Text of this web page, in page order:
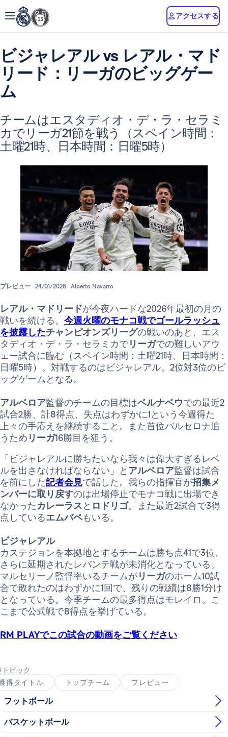
アクセスする
ビジャレアル vs レアル・マド
リード：リーガのビッグゲー
ム
チームはエスタディオ・デ・ラ・セラミ
カでリーガ21節を戦う（スペイン時間：
土曜21時、日本時間：日曜5時）
プレビュー 24/01/2026 Alberto Navarro
レアル・マドリードが今夜ハードな2026年最初の月の
戦いを続ける。 今週火曜のモナコ戦でゴールラッシュ
を披露したチャンピオンズリーグの戦いのあと、エス
タディオ・デ・ラ・セラミカでリーガでの難しいアウ
ェー試合に臨む（スペイン時間：土曜21時、日本時間：
日曜5時）。対戦するのはビジャレアル。2位対3位のビ
ッグゲームとなる。
アルベロア監督のチームの目標はベルナベウでの最近2
試合2勝、計8得点、失点はわずかに1という今週得た
上々の手応えを継続すること。また首位バルセロナ追
うため リーガ16勝目を狙う。
「ビジャレアルに勝ちたいなら我々は偉大すぎるレベ
ルを出さなければならない」と アルベロア監督は試合
を前にした記者会見で話した。我らの指揮官が招集メ
ンバーに取り戻すのは出場停止でモナコ戦に出場でき
なかったカレーラスと ロドリゴ。また最近2試合で3得
点しているエムバペもいる。
ビジャレアル
カステジョンを本拠地とするチームは勝ち点41で3位、
さらに延期されたレバンテ戦が未消化となっている。
マルセリーノ監督率いるチームがリーガのホーム10試
合で敗れたのはわずかに1回で、残りの戦績は8勝1分け
となっている。今季チームの最多得点はモレイロ。こ
こまで公式戦で8得点を挙げている。
RM PLAYでこの試合の動画をご覧ください
トピック
得タイトル
トップチーム プレビュー
フットボール
バスケットボール